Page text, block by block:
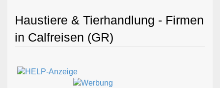
Haustiere & Tierhandlung - Firmen
in Calfreisen (GR)